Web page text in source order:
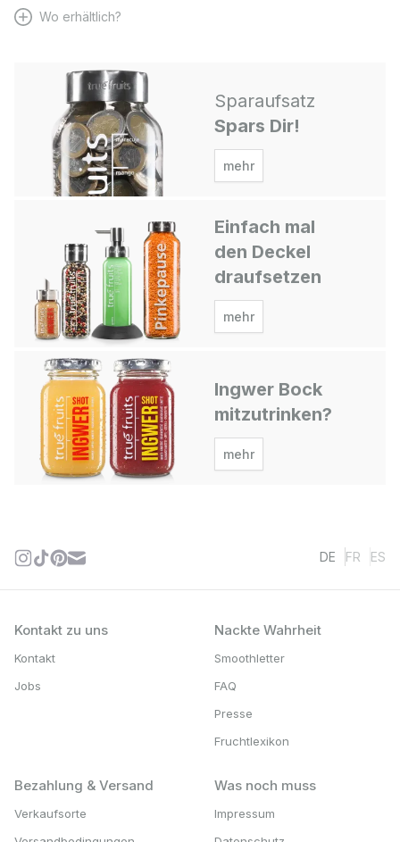
Wo erhältlich?
Sparaufsatz
Spars Dir!
mehr
Einfach mal
den Deckel
draufsetzen
mehr
Ingwer Bock
mitzutrinken?
mehr
DE FR ES
Kontakt zu uns
Kontakt
Jobs
Nackte Wahrheit
Smoothletter
FAQ
Presse
Fruchtlexikon
Bezahlung & Versand
Verkaufsorte
Was noch muss
Impressum